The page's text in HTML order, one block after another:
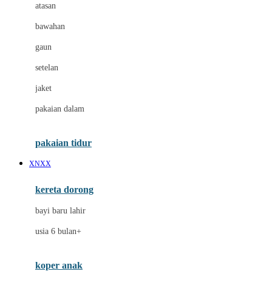
Drew
E
ELC
Ergobaby
Ezyroller
atasan
bawahan
gaun
setelan
jaket
pakaian dalam
pakaian tidur
XNXX
kereta dorong
bayi baru lahir
usia 6 bulan+
koper anak